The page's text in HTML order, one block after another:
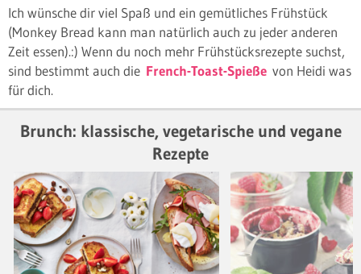
Ich wünsche dir viel Spaß und ein gemütliches Frühstück
(Monkey Bread kann man natürlich auch zu jeder anderen
Zeit essen).:) Wenn du noch mehr Frühstücksrezepte suchst,
sind bestimmt auch die French-Toast-Spieße von Heidi was
für dich.
Brunch: klassische, vegetarische und vegane
Rezepte